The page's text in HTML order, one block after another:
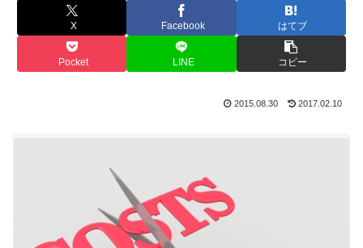
X Facebook はてブ
Pocket LINE コピー
2015.08.30 2017.02.10